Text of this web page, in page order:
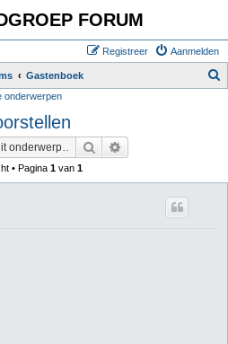
FORUM
Aanmelden
Registreer
Gastenboek
onderwerpen
Zoek
• Pagina 1 van 1